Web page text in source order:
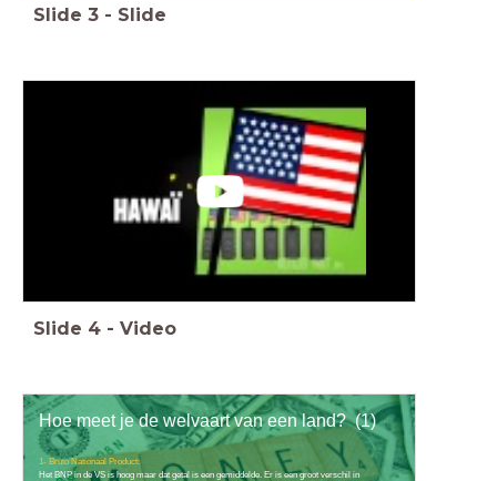
Slide 3 - Slide
Slide 4 - Video
Hoe meet je de welvaart van een land? (1)
1- Bruto Nationaal Product:
Het BNP in de VS is hoog maar dat getal is een gemiddelde. Er is een groot verschil in